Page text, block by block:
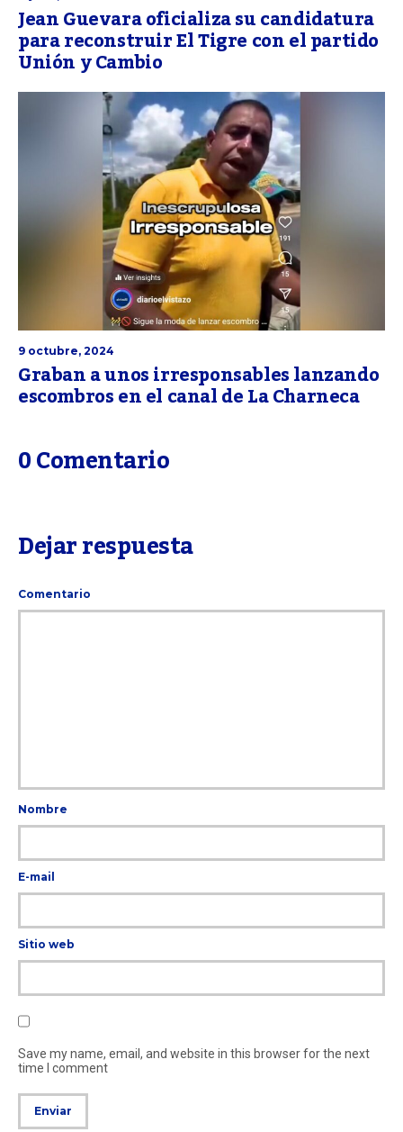
Jean Guevara oficializa su candidatura
para reconstruir El Tigre con el partido
Unión y Cambio
9 octubre, 2024
Graban a unos irresponsables lanzando
escombros en el canal de La Charneca
0 Comentario
Dejar respuesta
Comentario
Nombre
E-mail
Sitio web
Save my name, email, and website in this browser for the next
time I comment